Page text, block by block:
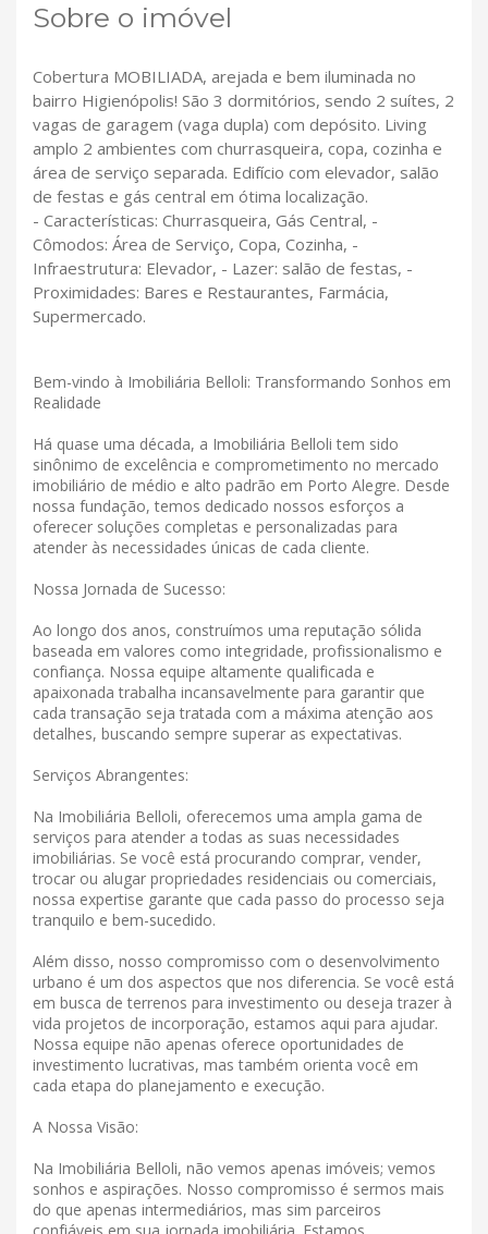
Sobre o imóvel
Cobertura MOBILIADA, arejada e bem iluminada no
bairro Higienópolis! São 3 dormitórios, sendo 2 suítes, 2
vagas de garagem (vaga dupla) com depósito. Living
amplo 2 ambientes com churrasqueira, copa, cozinha e
área de serviço separada. Edifício com elevador, salão
de festas e gás central em ótima localização.
- Características: Churrasqueira, Gás Central, -
Cômodos: Área de Serviço, Copa, Cozinha, -
Infraestrutura: Elevador, - Lazer: salão de festas, -
Proximidades: Bares e Restaurantes, Farmácia,
Supermercado.
Bem-vindo à Imobiliária Belloli: Transformando Sonhos em
Realidade
Há quase uma década, a Imobiliária Belloli tem sido
sinônimo de excelência e comprometimento no mercado
imobiliário de médio e alto padrão em Porto Alegre. Desde
nossa fundação, temos dedicado nossos esforços a
oferecer soluções completas e personalizadas para
atender às necessidades únicas de cada cliente.
Nossa Jornada de Sucesso:
Ao longo dos anos, construímos uma reputação sólida
baseada em valores como integridade, profissionalismo e
confiança. Nossa equipe altamente qualificada e
apaixonada trabalha incansavelmente para garantir que
cada transação seja tratada com a máxima atenção aos
detalhes, buscando sempre superar as expectativas.
Serviços Abrangentes:
Na Imobiliária Belloli, oferecemos uma ampla gama de
serviços para atender a todas as suas necessidades
imobiliárias. Se você está procurando comprar, vender,
trocar ou alugar propriedades residenciais ou comerciais,
nossa expertise garante que cada passo do processo seja
tranquilo e bem-sucedido.
Além disso, nosso compromisso com o desenvolvimento
urbano é um dos aspectos que nos diferencia. Se você está
em busca de terrenos para investimento ou deseja trazer à
vida projetos de incorporação, estamos aqui para ajudar.
Nossa equipe não apenas oferece oportunidades de
investimento lucrativas, mas também orienta você em
cada etapa do planejamento e execução.
A Nossa Visão:
Na Imobiliária Belloli, não vemos apenas imóveis; vemos
sonhos e aspirações. Nosso compromisso é sermos mais
do que apenas intermediários, mas sim parceiros